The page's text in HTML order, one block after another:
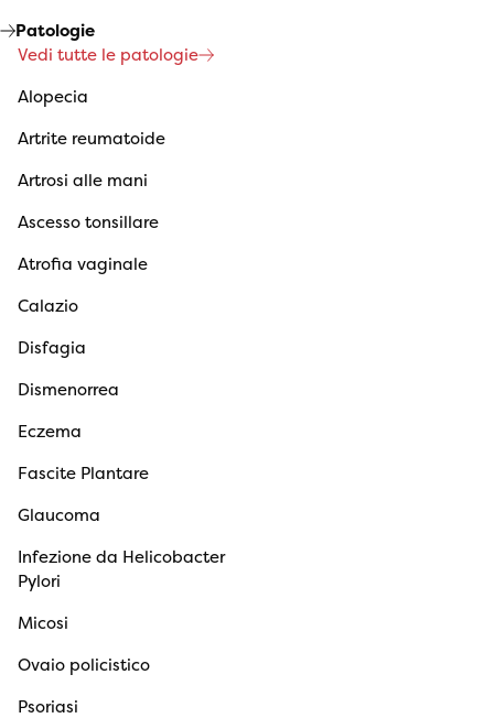
Patologie
Vedi tutte le patologie
Alopecia
Artrite reumatoide
Artrosi alle mani
Ascesso tonsillare
Atrofia vaginale
Calazio
Disfagia
Dismenorrea
Eczema
Fascite Plantare
Glaucoma
Infezione da Helicobacter
Pylori
Micosi
Ovaio policistico
Psoriasi